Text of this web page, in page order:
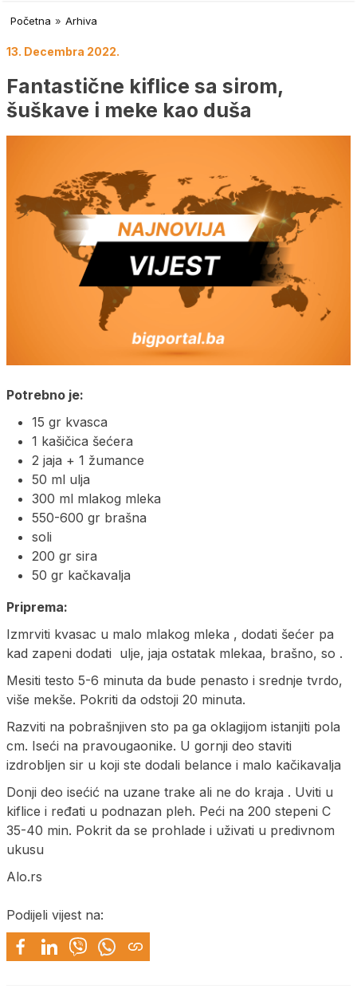
Početna » Arhiva
13. Decembra 2022.
Fantastične kiflice sa sirom,
šuškave i meke kao duša
Potrebno je:
15 gr kvasca
1 kašičica šećera
2 jaja + 1 žumance
50 ml ulja
300 ml mlakog mleka
550-600 gr brašna
soli
200 gr sira
50 gr kačkavalja
Priprema:
Izmrviti kvasac u malo mlakog mleka , dodati šećer pa
kad zapeni dodati ulje, jaja ostatak mlekaa, brašno, so .
Mesiti testo 5-6 minuta da bude penasto i srednje tvrdo,
više mekše. Pokriti da odstoji 20 minuta.
Razviti na pobrašnjiven sto pa ga oklagijom istanjiti pola
cm. Iseći na pravougaonike. U gornji deo staviti
izdrobljen sir u koji ste dodali belance i malo kačikavalja
Donji deo isećić na uzane trake ali ne do kraja . Uviti u
kiflice i ređati u podnazan pleh. Peći na 200 stepeni C
35-40 min. Pokrit da se prohlade i uživati u predivnom
ukusu
Alo.rs
Podijeli vijest na: